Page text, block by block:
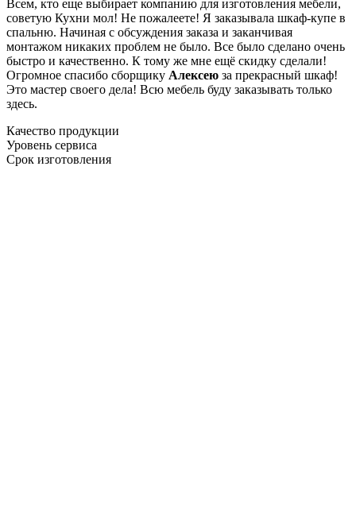
Всем, кто еще выбирает компанию для изготовления мебели,
советую Кухни мол! Не пожалеете! Я заказывала шкаф-купе в
спальню. Начиная с обсуждения заказа и заканчивая
монтажом никаких проблем не было. Все было сделано очень
быстро и качественно. К тому же мне ещё скидку сделали!
Огромное спасибо сборщику Алексею за прекрасный шкаф!
Это мастер своего дела! Всю мебель буду заказывать только
здесь.
Качество продукции
Уровень сервиса
Срок изготовления